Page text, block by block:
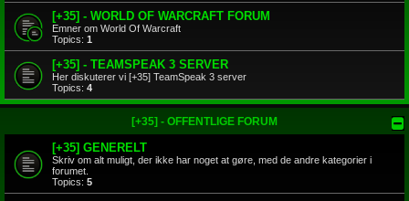
[+35] - WORLD OF WARCRAFT FORUM
Emner om World Of Warcraft
Topics: 1
[+35] - TEAMSPEAK 3 SERVER
Her diskuterer vi [+35] TeamSpeak 3 server
Topics: 4
[+35] - OFFENTLIGE FORUM
[+35] GENERELT
Skriv om alt muligt, der ikke har noget at gøre, med de andre kategorier i
forumet.
Topics: 5